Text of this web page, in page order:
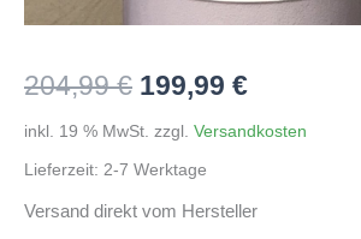
204,99€ Ursprünglicher
Preis
war:
199,99 €Aktueller
Preis
inkl. 19 % MwSt. zzgl. Versandkosten
Lieferzeit: 2-7 Werktage
Versand direkt vom Hersteller